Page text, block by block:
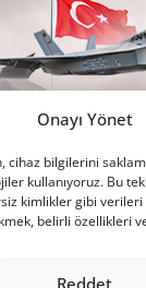
Onayı Yönet
cihaz bilgilerini
kullanıyoruz. Bu
kimlikler gibi
belirli özellikleri
Reddet